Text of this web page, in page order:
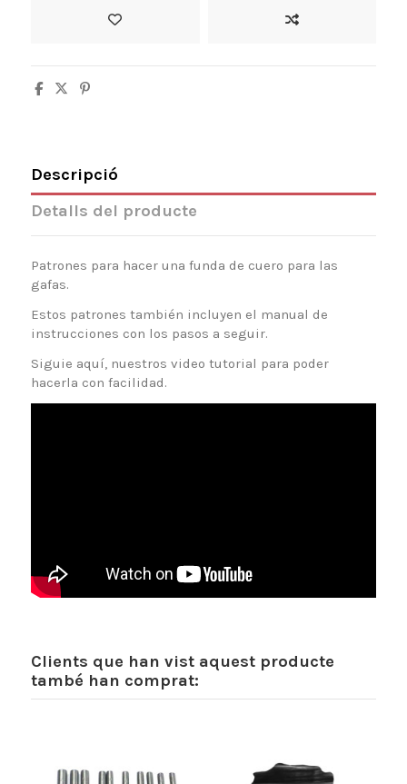
Descripció
Detalls del producte
Patrones para hacer una funda de cuero para las
gafas.
Estos patrones también incluyen el manual de
instrucciones con los pasos a seguir.
Siguie aquí, nuestros video tutorial para poder
hacerla con facilidad.
Clients que han vist aquest producte
també han comprat: